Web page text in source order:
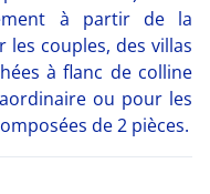
à partir de la
les couples, des villas
à flanc de colline
ou pour les
de 2 pièces.